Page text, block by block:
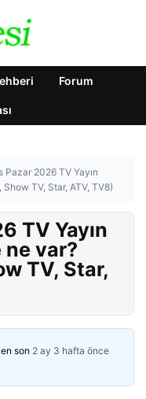
Forum
Pazar 2026 TV Yayın
Show TV, Star, ATV, TV8)
TV Yayın
ne var?
TV, Star,
son 2 ay 3 hafta önce